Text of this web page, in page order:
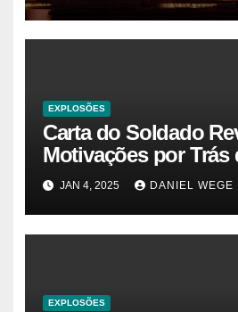
EXPLOSÕES
Carta do Soldado
Motivações por Trás
do Cybertruck em
JAN 4, 2025 DANIEL WEGE
EXPLOSÕES